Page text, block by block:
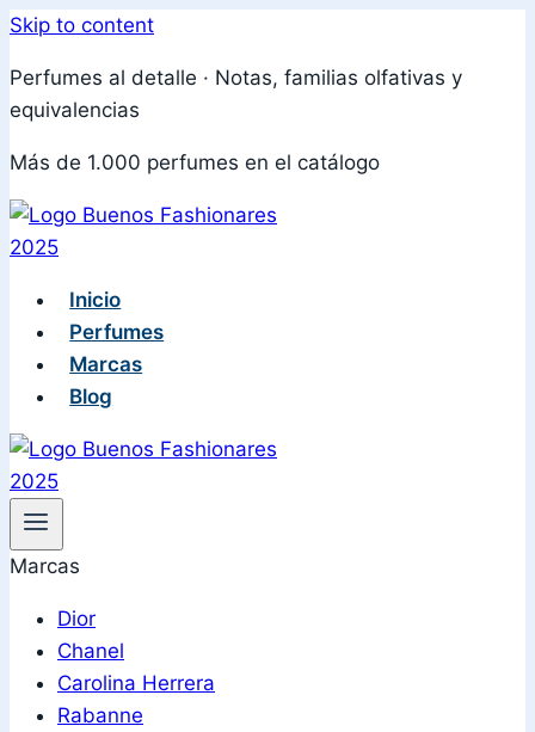
Skip to content
Perfumes al detalle · Notas, familias olfativas y
equivalencias
Más de 1.000 perfumes en el catálogo
Inicio
Perfumes
Marcas
Blog
Marcas
Dior
Chanel
Carolina Herrera
Rabanne